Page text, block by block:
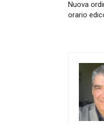
Nuova
orario